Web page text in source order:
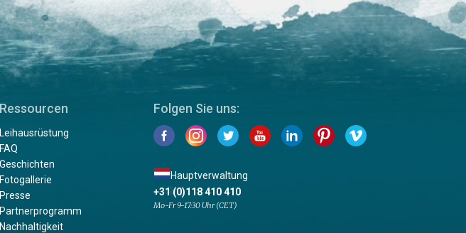
Ressourcen
Leihausrüstung
FAQ
Geschichten
Fotogallerie
Presse
Partnerprogramm
Nachhaltigkeit
Folgen Sie uns:
Hauptverwaltung
+31 (0)118 410 410
Mo-Fr 9-17:30 Uhr (CET)